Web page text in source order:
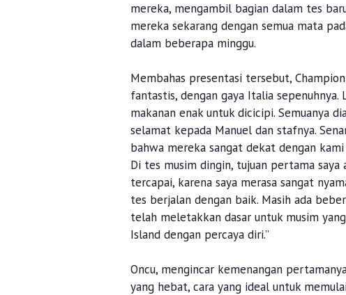
mereka, mengambil bagian dalam tes
mereka sekarang dengan semua mata
dalam beberapa minggu.
Membahas presentasi tersebut,
fantastis, dengan gaya Italia sepenuhnya.
makanan enak untuk dicicipi. Semuanya
selamat kepada Manuel dan stafnya.
bahwa mereka sangat dekat dengan
Di tes musim dingin, tujuan pertama
tercapai, karena saya merasa sangat
tes berjalan dengan baik. Masih ada
telah meletakkan dasar untuk musim
Island dengan percaya diri.”
Oncu, mengincar kemenangan
yang hebat, cara yang ideal untuk